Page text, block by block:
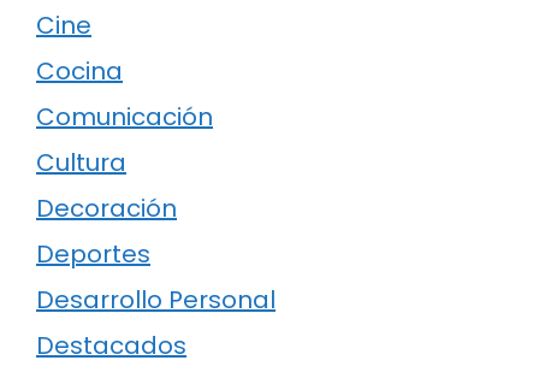
Cine
Cocina
Comunicación
Cultura
Decoración
Deportes
Desarrollo Personal
Destacados